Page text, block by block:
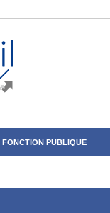
FONCTION PUBLIQUE